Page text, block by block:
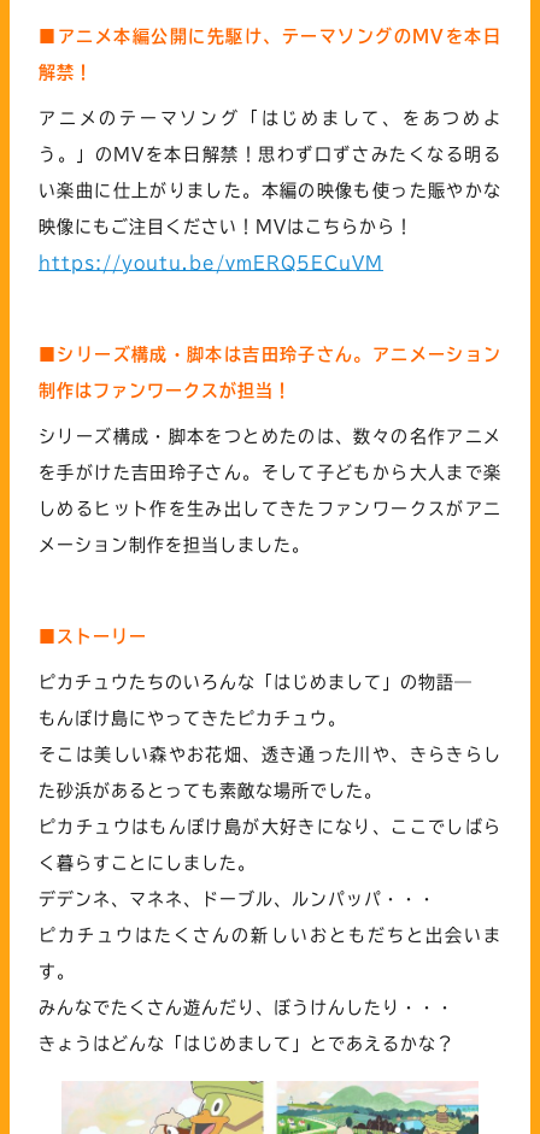
■アニメ本編公開に先駆け、テーマソングのMVを本日
解禁！
アニメのテーマソング「はじめまして、をあつめよ
う。」のMVを本日解禁！思わず口ずさみたくなる明る
い楽曲に仕上がりました。本編の映像も使った賑やかな
映像にもご注目ください！MVはこちらから！
https://youtu.be/vmERQ5ECuVM
■シリーズ構成・脚本は吉田玲子さん。アニメーション
制作はファンワークスが担当！
シリーズ構成・脚本をつとめたのは、数々の名作アニメ
を手がけた吉田玲子さん。そして子どもから大人まで楽
しめるヒット作を生み出してきたファンワークスがアニ
メーション制作を担当しました。
■ストーリー
ピカチュウたちのいろんな「はじめまして」の物語―
もんぽけ島にやってきたピカチュウ。
そこは美しい森やお花畑、透き通った川や、きらきらし
た砂浜があるとっても素敵な場所でした。
ピカチュウはもんぽけ島が大好きになり、ここでしばら
く暮らすことにしました。
デデンネ、マネネ、ドーブル、ルンパッパ・・・
ピカチュウはたくさんの新しいおともだちと出会いま
す。
みんなでたくさん遊んだり、ぼうけんしたり・・・
きょうはどんな「はじめまして」とであえるかな？